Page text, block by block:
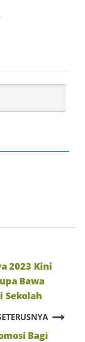
2023 Kini
Bawa
Sekolah
Bagi